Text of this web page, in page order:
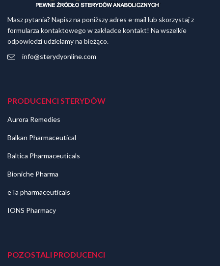
Masz pytania? Napisz na poniższy adres e-mail lub skorzystaj z
formularza kontaktowego w zakładce kontakt! Na wszelkie
odpowiedzi udzielamy na bieżąco.
info@sterydyonline.com
PRODUCENCI STERYDÓW
Aurora Remedies
Balkan Pharmaceutical
Baltica Pharmaceuticals
Bioniche Pharma
eTa pharmaceuticals
IONS Pharmacy
POZOSTALI PRODUCENCI